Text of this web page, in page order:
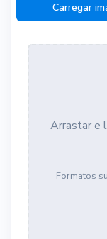
Carregar
Arrastar e
Formatos